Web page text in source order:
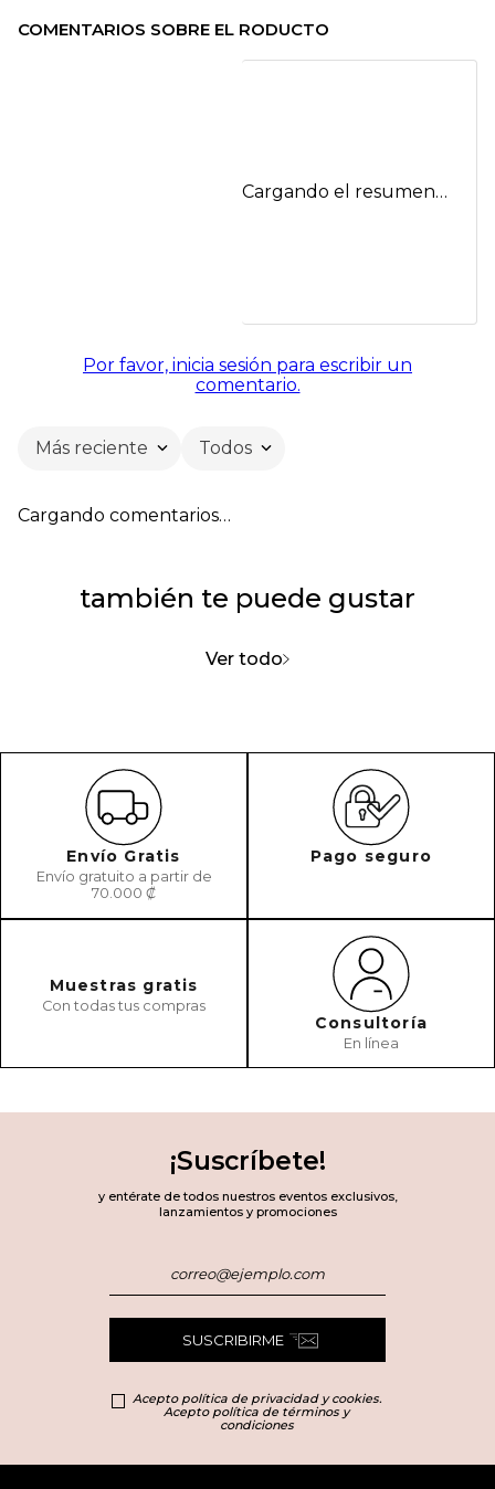
COMENTARIOS SOBRE EL RODUCTO
Cargando el resumen…
Por favor, inicia sesión para escribir un
comentario.
Más reciente Todos
Cargando comentarios…
también te puede gustar
Ver todo
Envío Gratis
Envío gratuito a partir de
70.000 ₡
Pago seguro
Muestras gratis
Con todas tus compras
Consultoría
En línea
¡Suscríbete!
y entérate de todos nuestros eventos exclusivos,
lanzamientos y promociones
SUSCRIBIRME
Acepto política de privacidad y cookies.
Acepto política de términos y
condiciones